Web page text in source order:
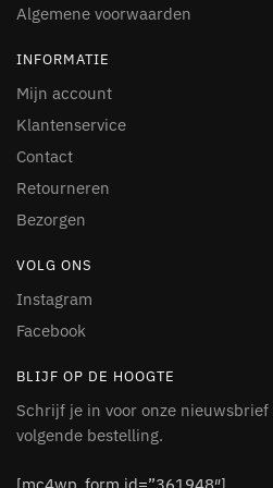
Algemene voorwaarden
INFORMATIE
Mijn account
Klantenservice
Contact
Retourneren
Bezorgen
VOLG ONS
Instagram
Facebook
BLIJF OP DE HOOGTE
Schrijf je in voor onze
volgende bestelling.